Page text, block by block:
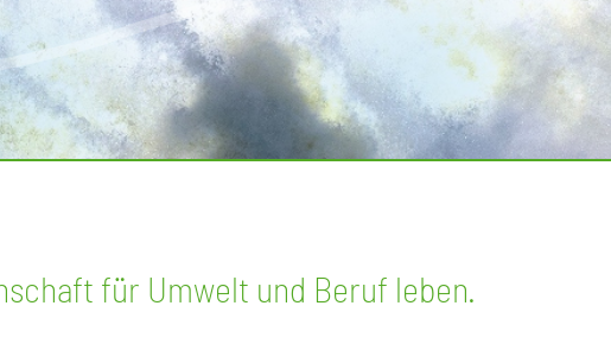
für Umwelt und Beruf leben.